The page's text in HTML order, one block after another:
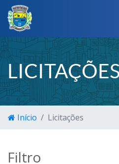
Início Licitações
Filtro